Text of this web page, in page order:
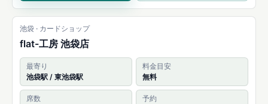
池袋 · カードショップ
flat-工房 池袋店
最寄り
池袋駅 / 東池袋駅
料金目安
無料
席数
予約